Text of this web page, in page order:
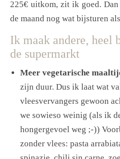
225€ uitkom, zit ik goed.
de maand nog wat bijsturen
Ik maak andere, heel
de supermarkt
Meer vegetarische
zijn duur. Dus ik laat wat
vleesvervangers gewoon
we sowieso weinig (als ik
hongergevoel weg ;-))
zonder vlees: pasta